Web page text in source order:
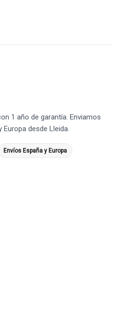
1 año de garantía. Enviamos
desde Lleida.
Envíos España y Europa